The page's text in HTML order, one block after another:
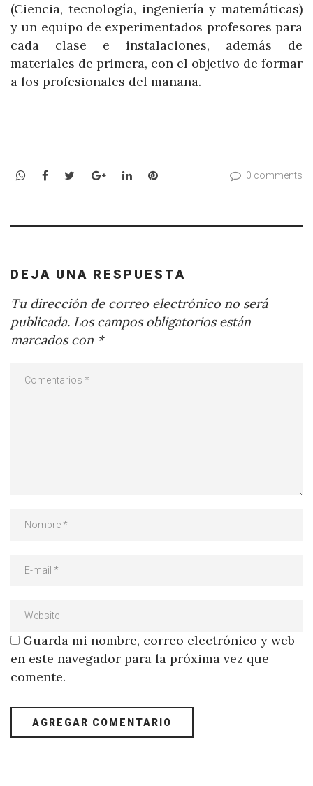
(Ciencia, tecnología, ingeniería y matemáticas)
y un equipo de experimentados profesores para
cada clase e instalaciones, además de
materiales de primera, con el objetivo de formar
a los profesionales del mañana.
WhatsApp
Facebook
TwitterGoogle+LinkedInPinterest 0 comments
DEJA UNA RESPUESTA
Tu dirección de correo electrónico no será
publicada. Los campos obligatorios están
marcados con *
Guarda mi nombre, correo electrónico y web
en este navegador para la próxima vez que
comente.